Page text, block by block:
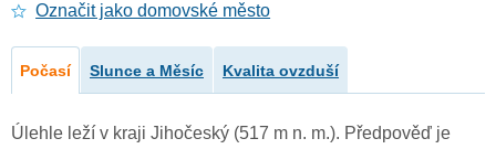
Označit jako domovské město
Počasí Slunce a Měsíc Kvalita ovzduší
Úlehle leží v kraji Jihočeský (517 m n. m.). Předpověď je